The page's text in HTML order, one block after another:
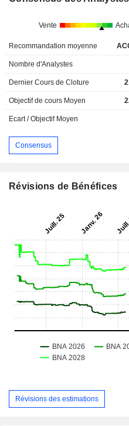
Vente
Recommandation moyenne
Nombre d'Analystes
Dernier Cours de Cloture
Objectif de cours Moyen
Ecart / Objectif Moyen
Consensus
Révisions de Bénéfices
Révisions des estimations